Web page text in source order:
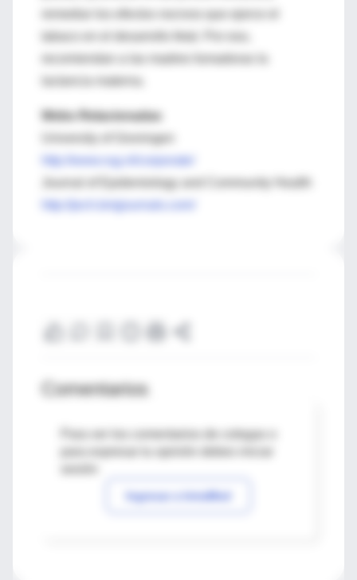
Webs Relacionadas
University of Groningen
http://www.rug.nl/corporate/
Journal of Epidemiology and Community Health
http://jech.bmjjournals.com/
Comentarios
Para ver los comentarios de colegas o
Ingresar a IntraMed